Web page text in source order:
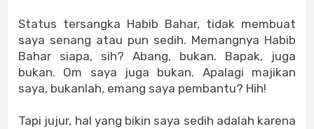
Status tersangka Habib Bahar, tidak membuat
saya senang atau pun sedih. Memangnya Habib
Bahar siapa, sih? Abang, bukan. Bapak, juga
bukan. Om saya juga bukan. Apalagi majikan
saya, bukanlah, emang saya pembantu? Hih!
Tapi jujur, hal yang bikin saya sedih adalah karena